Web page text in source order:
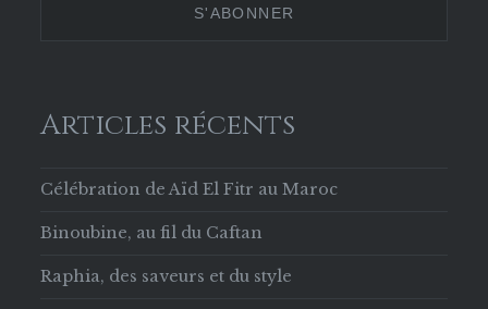
Articles récents
Célébration de Aïd El Fitr au Maroc
Binoubine, au fil du Caftan
Raphia, des saveurs et du style